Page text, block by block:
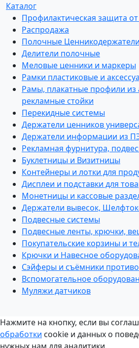
Каталог
Профилактическая защита
Распродажа
Полочные Ценникодержатели
Делители полочные
Меловые ценники и маркеры
Рамки пластиковые и
Рамы, плакатные профили
рекламные стойки
Перекидные системы
Держатели ценников
Держатели информации из
Рекламная фурнитура,
Буклетницы и Визитницы
Контейнеры и лотки для
Дисплеи и подставки для
Монетницы и кассовые
Держатели вывесок,
Подвесные системы
Подвесные ленты, крючки,
Покупательские корзины и
Крючки и Навесное
Сэйферы и съёмники
Вспомогательное
Муляжи датчиков
Нажмите на кнопку, если вы
обработки cookie и данных о